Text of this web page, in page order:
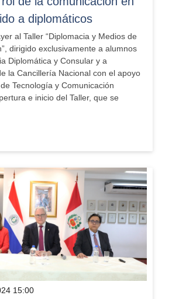
a diplomáticos
al Taller “Diplomacia y Medios de
dirigido exclusivamente a alumnos
Diplomática y Consular y a
la Cancillería Nacional con el apoyo
Tecnología y Comunicación
e inicio del Taller, que se
15:00